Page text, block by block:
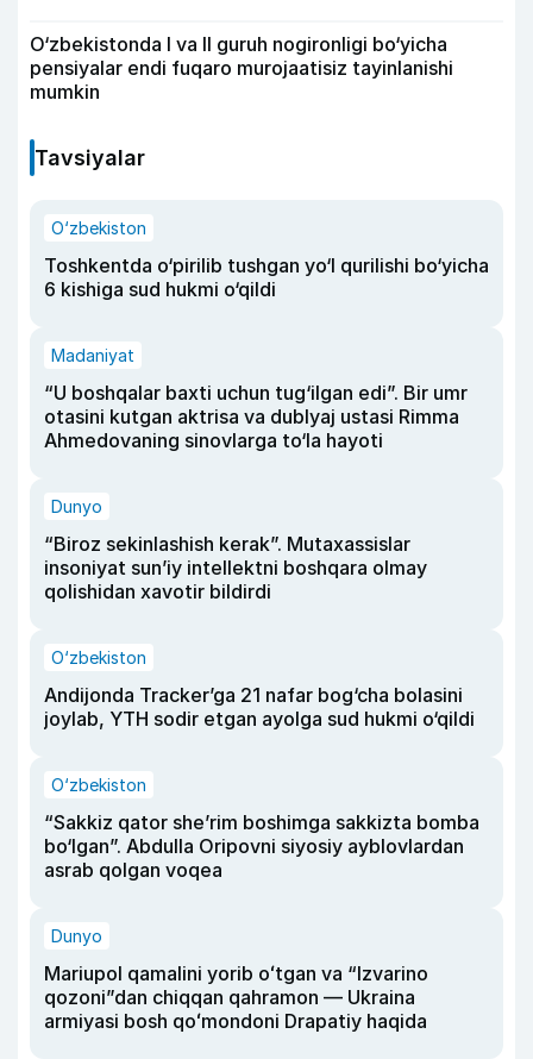
O‘zbekistonda I va II guruh nogironligi bo‘yicha
pensiyalar endi fuqaro murojaatisiz tayinlanishi
mumkin
Tavsiyalar
O‘zbekiston
Toshkentda o‘pirilib tushgan yo‘l qurilishi bo‘yicha
6 kishiga sud hukmi o‘qildi
Madaniyat
“U boshqalar baxti uchun tug‘ilgan edi”. Bir umr
otasini kutgan aktrisa va dublyaj ustasi Rimma
Ahmedovaning sinovlarga to‘la hayoti
Dunyo
“Biroz sekinlashish kerak”. Mutaxassislar
insoniyat sun’iy intellektni boshqara olmay
qolishidan xavotir bildirdi
O‘zbekiston
Andijonda Tracker’ga 21 nafar bog‘cha bolasini
joylab, YTH sodir etgan ayolga sud hukmi o‘qildi
O‘zbekiston
“Sakkiz qator she’rim boshimga sakkizta bomba
bo‘lgan”. Abdulla Oripovni siyosiy ayblovlardan
asrab qolgan voqea
Dunyo
Mariupol qamalini yorib oʻtgan va “Izvarino
qozoni”dan chiqqan qahramon — Ukraina
armiyasi bosh qoʻmondoni Drapatiy haqida